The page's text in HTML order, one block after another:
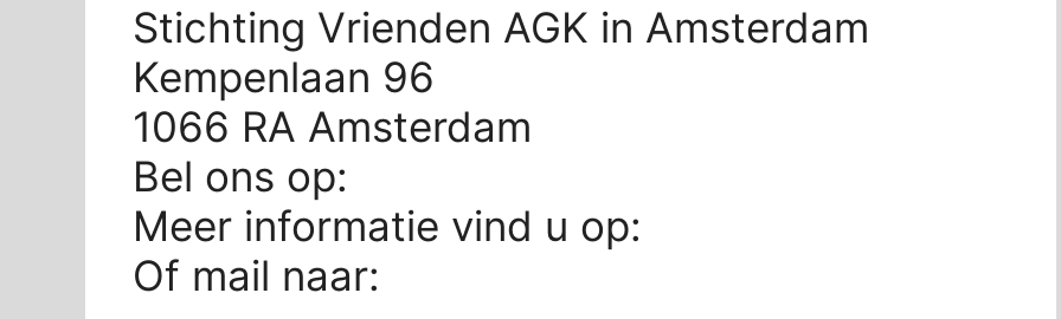
Stichting Vrienden AGK in Amsterdam
Kempenlaan 96
1066 RA Amsterdam
Bel ons op:
Meer informatie vind u op:
Of mail naar: